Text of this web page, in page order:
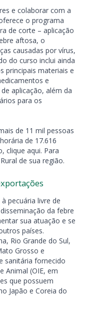
e colaborar com a
o programa
de corte – aplicação
aftosa, o
causadas por vírus,
do curso inclui ainda
principais materiais e
e
aplicação, além da
para os
de 11 mil pessoas
de 17.616
clique aqui. Para
de sua região.
pecuária livre de
da febre
sua atuação e se
países.
Rio Grande do Sul,
Grosso e
sanitária fornecido
Animal (OIE, em
que possuem
Japão e Coreia do